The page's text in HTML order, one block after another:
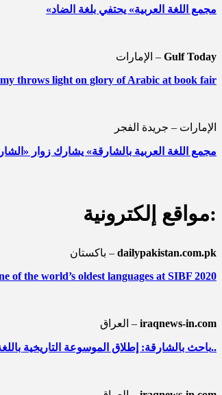
«مجمع اللغة العربية» يحتفي بلغة الضاد
الإمارات – Gulf Today
throws light on glory of Arabic at book fair
الإمارات – جريدة الفجر
«مجمع اللغة العربية بالشارقة» يشارك زوار
مواقع إلكترونية:
باكستان – dailypakistan.com.pk
of the world’s oldest languages at SIBF 2020
العراق – iraqnews-in.com
باحث بالشارقة: إطلاق الموسوعة التاريخية باللغة العربية..